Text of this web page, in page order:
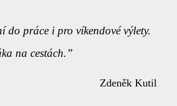
do práce i pro víkendové výlety.
na cestách.
Zdeněk Kutil